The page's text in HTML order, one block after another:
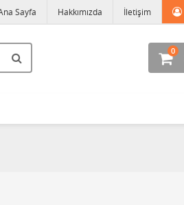
Sayfa Hakkımızda İletişim
0